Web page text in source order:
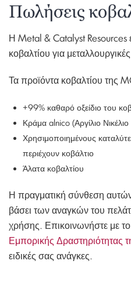
Πωλήσεις
Η Metal & Catalyst Resources
κοβαλτίου για
Τα προϊόντα κοβαλτίου της
+99% καθαρό οξείδιο του
Κράμα alnico (Αργίλιο
Χρησιμοποιημένους
περιέχουν κοβάλτιο
Άλατα κοβαλτίου
Η πραγματική σύνθεση
βάσει των αναγκών του
χρήσης. Επικοινωνήστε με
Εμπορικής Δραστηριότητας
ειδικές σας ανάγκες.